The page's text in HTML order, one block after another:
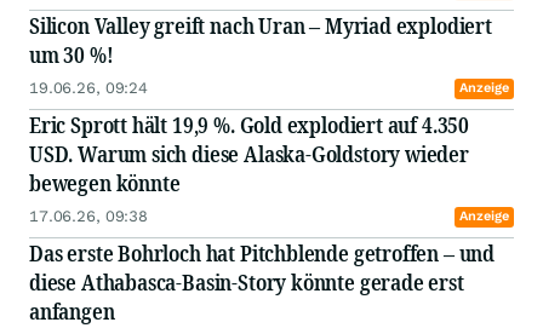
Silicon Valley greift nach Uran – Myriad explodiert
um 30 %!
19.06.26, 09:24 Anzeige
Eric Sprott hält 19,9 %. Gold explodiert auf 4.350
USD. Warum sich diese Alaska-Goldstory wieder
bewegen könnte
17.06.26, 09:38 Anzeige
Das erste Bohrloch hat Pitchblende getroffen – und
diese Athabasca-Basin-Story könnte gerade erst
anfangen